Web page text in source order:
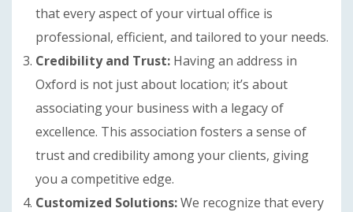
that every aspect of your virtual office is
professional, efficient, and tailored to your needs.
Credibility and Trust: Having an address in
Oxford is not just about location; it’s about
associating your business with a legacy of
excellence. This association fosters a sense of
trust and credibility among your clients, giving
you a competitive edge.
Customized Solutions:We recognize that every